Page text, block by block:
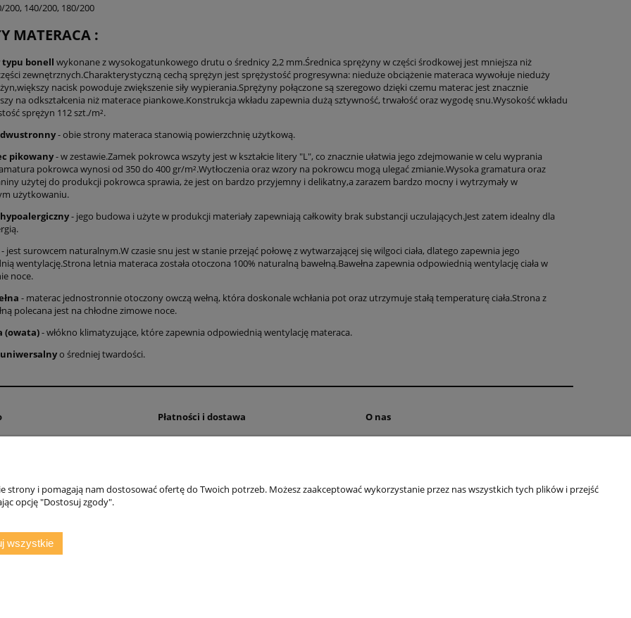
200, 140/200, 180/200
MATERACA :
typu bonell wykonane z wysokogatunkowego drutu o średnicy 2,2 mm.Średnica sprężyny w części środkowej jest mniejsza niż
zewnętrznych.Charakterystyczną cechą sprężyn jest sprężystość progresywna: nieduże obciążenie materaca wywołuje nieduży
nacisk powoduje zwiększenie siły wypierania.Sprężyny połączone są szeregowo dzięki czemu materac jest znacznie
na odkształcenia niż materace piankowe.Konstrukcja wkładu zapewnia dużą sztywność, trwałość oraz wygodę snu.Wysokość wkładu
sprężyn 112 szt./m².
- obie strony materaca stanowią powierzchnię użytkową.
pikowany- w zestawie.Zamek pokrowca wszyty jest w kształcie litery "L", co znacznie ułatwia jego zdejmowanie w celu wyprania
pokrowca wynosi od 350 do 400 gr/m².Wytłoczenia oraz wzory na pokrowcu mogą ulegać zmianie.Wysoka gramatura oraz
użytej do produkcji pokrowca sprawia, że jest on bardzo przyjemny i delikatny,a zarazem bardzo mocny i wytrzymały w
użytkowaniu.
- jego budowa i użyte w produkcji materiały zapewniają całkowity brak substancji uczulających.Jest zatem idealny dla
- jest surowcem naturalnym.W czasie snu jest w stanie przejąć połowę z wytwarzającej się wilgoci ciała, dlatego zapewnia jego
wentylację.Strona letnia materaca została otoczona 100% naturalną bawełną.Bawełna zapewnia odpowiednią wentylację ciała w
noce.
- materac jednostronnie otoczony owczą wełną, która doskonale wchłania pot oraz utrzymuje stałą temperaturę ciała.Strona z
polecana jest na chłodne zimowe noce.
(owata)- włókno klimatyzujące, które zapewnia odpowiednią wentylację materaca.
o średniej twardości.
Płatności i dostawa O nas
O firmie
strony i pomagają nam dostosować ofertę do Twoich potrzeb. Możesz zaakceptować wykorzystanie przez nas wszystkich tych plików i przejść
opcję "Dostosuj zgody".
wszystkie